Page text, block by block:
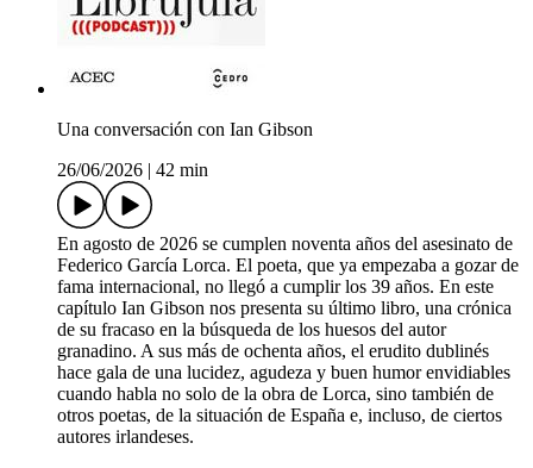
Una conversación con Ian Gibson
26/06/2026
42 min
En agosto de 2026 se cumplen noventa años del asesinato de
Federico García Lorca. El poeta, que ya empezaba a gozar de
fama internacional, no llegó a cumplir los 39 años. En este
capítulo Ian Gibson nos presenta su último libro, una crónica
de su fracaso en la búsqueda de los huesos del autor
granadino. A sus más de ochenta años, el erudito dublinés
hace gala de una lucidez, agudeza y buen humor envidiables
cuando habla no solo de la obra de Lorca, sino también de
otros poetas, de la situación de España e, incluso, de ciertos
autores irlandeses.